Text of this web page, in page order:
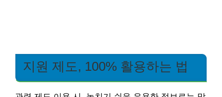
지원 제도, 100% 활용하는 법